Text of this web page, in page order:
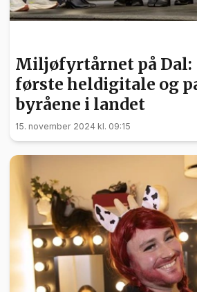
Miljøfyrtårnet på Dal:
første heldigitale og
byråene i landet
15. november 2024 kl. 09:15